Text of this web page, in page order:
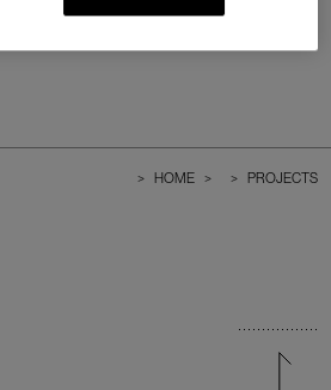
> HOME > > PROJECTS